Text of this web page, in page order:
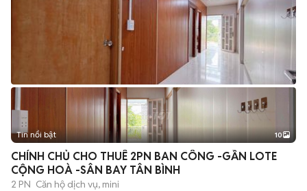
+2
Tin nổi bật 10
CHÍNH CHỦ CHO THUÊ 2PN BAN CÔNG -GẦN LOTE
CỘNG HOÀ -SÂN BAY TÂN BÌNH
2 PN Căn hộ dịch vụ, mini